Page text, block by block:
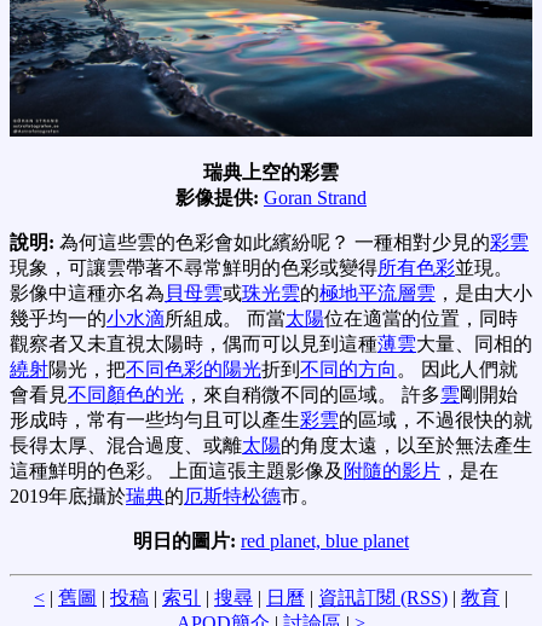
瑞典上空的彩雲
影像提供: Goran Strand
說明: 為何這些雲的色彩會如此繽紛呢？ 一種相對少見的彩雲
現象，可讓雲帶著不尋常鮮明的色彩或變得所有色彩並現。
影像中這種亦名為 貝母雲或珠光雲的極地平流層雲 ，是由大小
幾乎均一的小水滴所組成。 而當太陽位在適當的位置，同時
觀察者又未直視太陽時，偶而可以見到這種薄雲大量、同相的
繞射陽光，把不同色彩的陽光折到 不同的方向 。 因此人們就
會看見不同顏色的光 ，來自稍微不同的區域。 許多雲剛開始
形成時，常有一些均勻且可以產生彩雲的區域，不過很快的就
長得太厚、混合過度、或離太陽的角度太遠，以至於無法產生
這種鮮明的色彩。 上面這張主題影像及 附隨的影片 ，是在
2019年底攝於瑞典的厄斯特松德市。
明日的圖片: red planet, blue planet
< | 舊圖 | 投稿 | 索引 | 搜尋 | 日曆 | 資訊訂閱 (RSS) | 教育 |